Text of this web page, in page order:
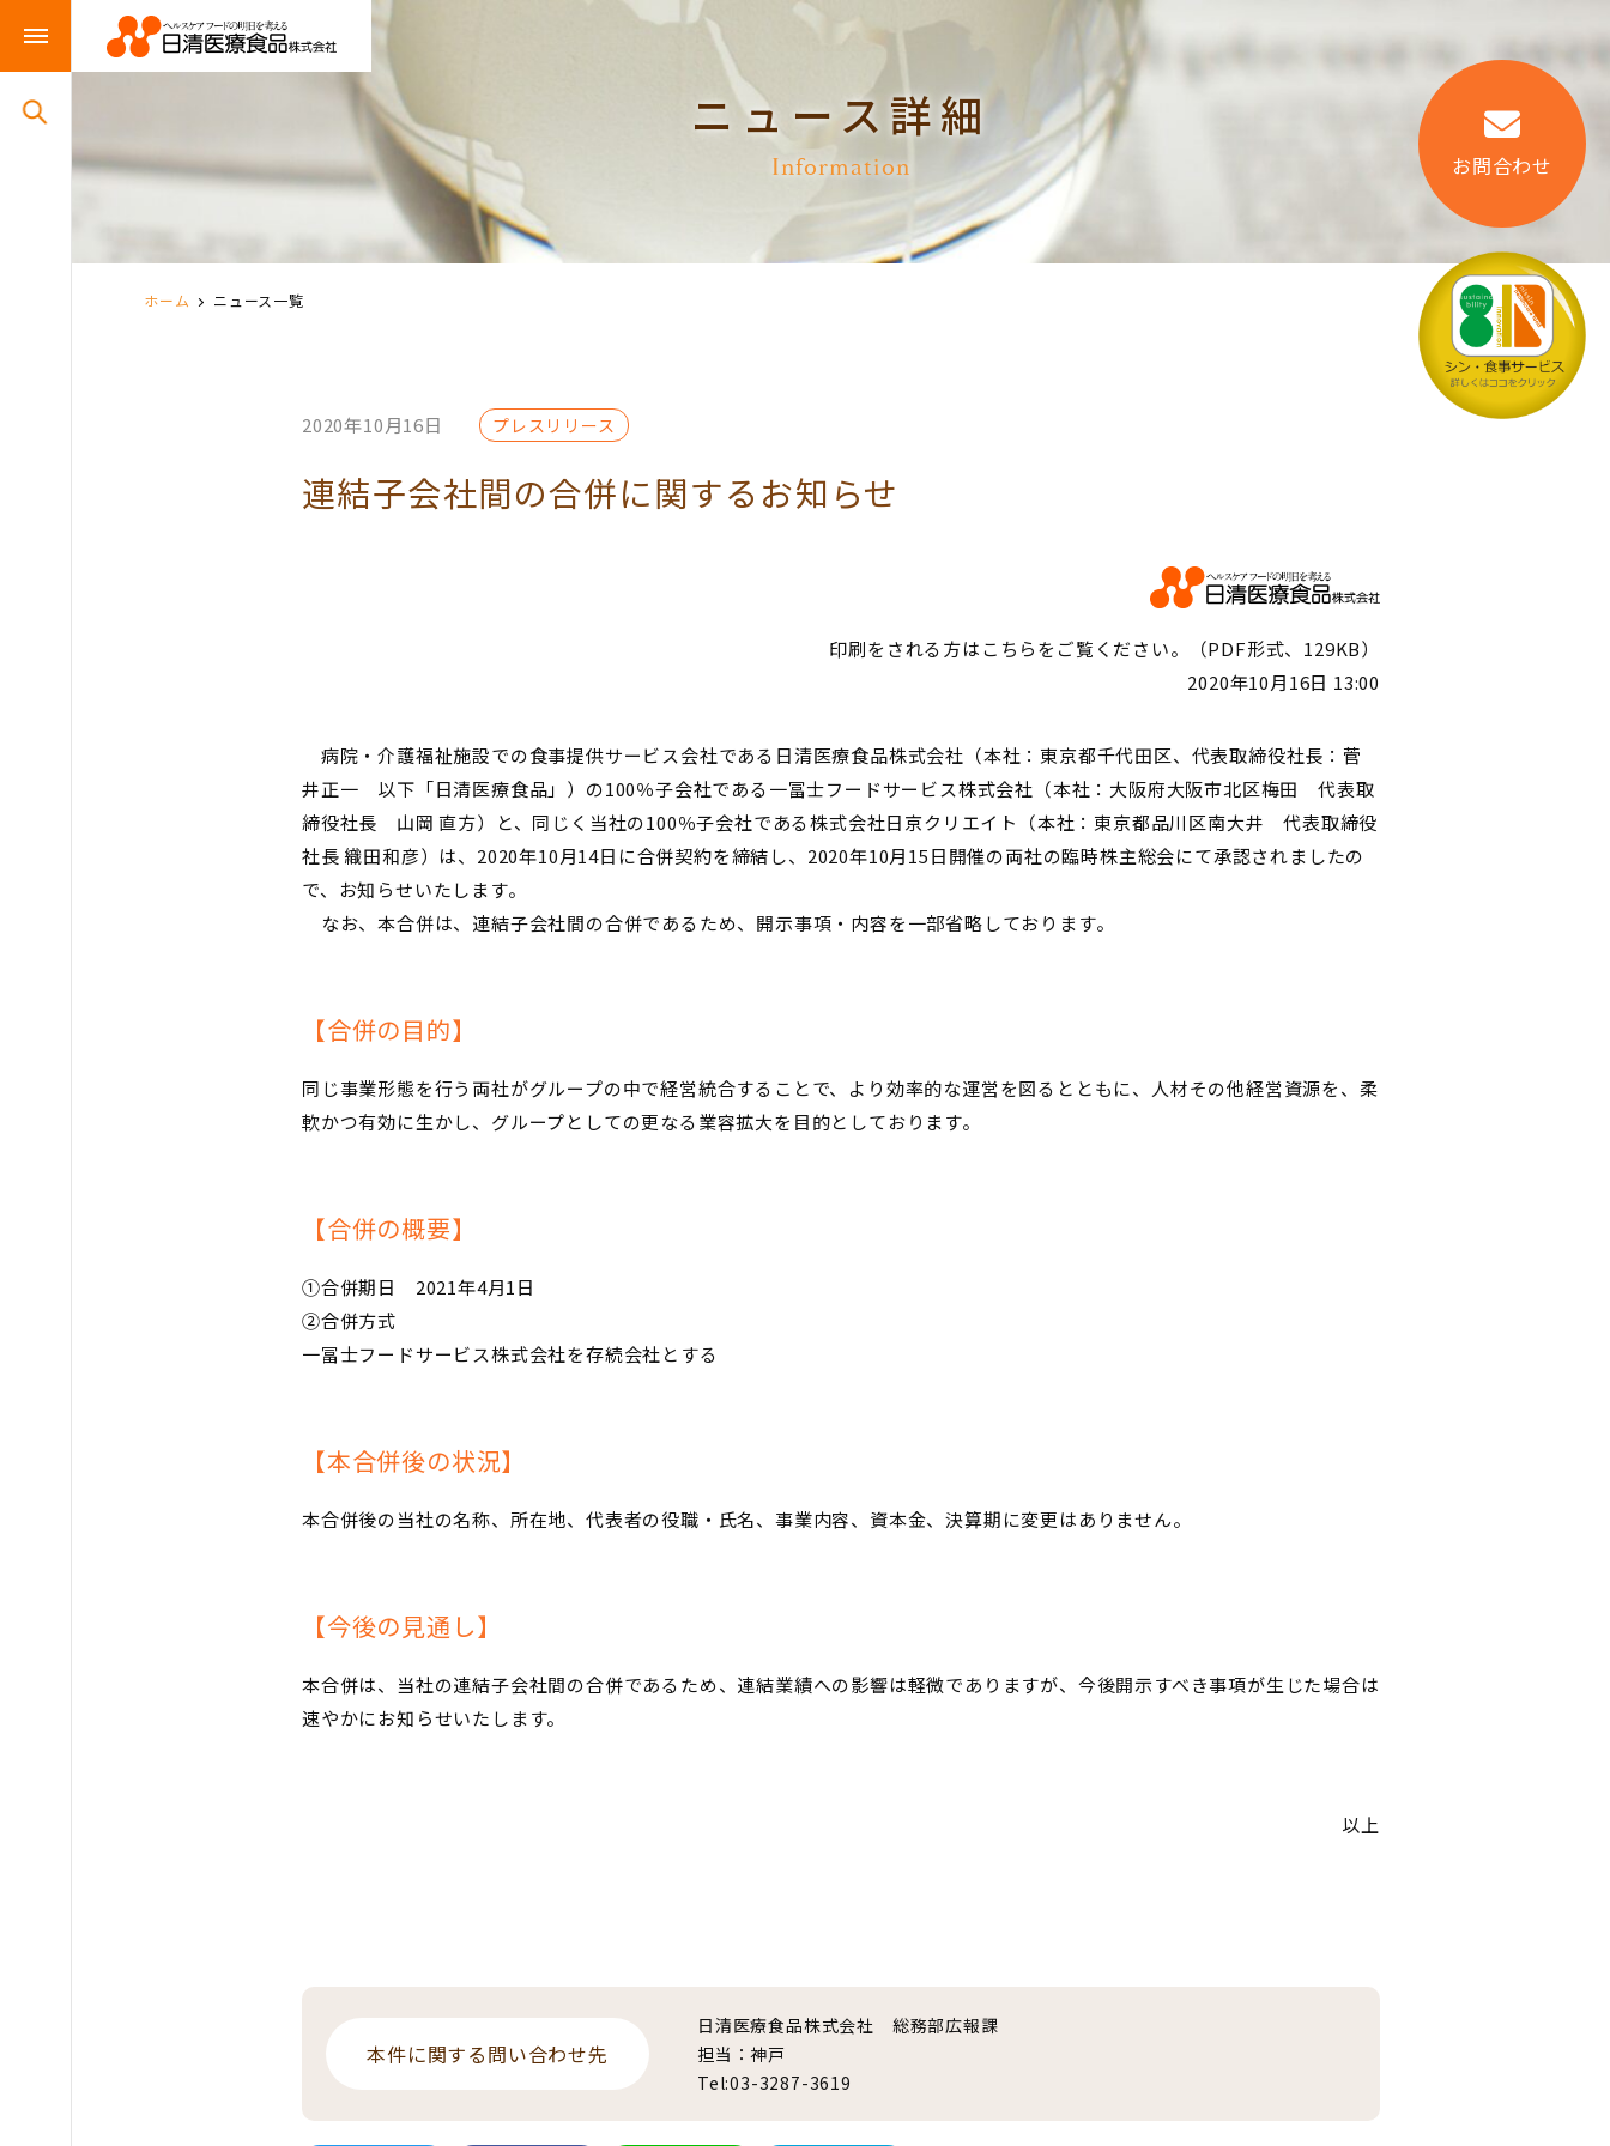
ニュース詳細
Information
ホーム ニュース一覧
2020年10月16日 プレスリリース
連結子会社間の合併に関するお知らせ
印刷をされる方はこちらをご覧ください。（PDF形式、129KB）
2020年10月16日 13:00
病院・介護福祉施設での食事提供サービス会社である日清医療食品株式会社（本社：東京都千代田区、代表取締役社長：菅
井正一 以下「日清医療食品」）の100％子会社である一冨士フードサービス株式会社（本社：大阪府大阪市北区梅田 代表取
締役社長 山岡 直方）と、同じく当社の100％子会社である株式会社日京クリエイト（本社：東京都品川区南大井 代表取締役
社長 織田和彦）は、2020年10月14日に合併契約を締結し、2020年10月15日開催の両社の臨時株主総会にて承認されましたの
で、お知らせいたします。
なお、本合併は、連結子会社間の合併であるため、開示事項・内容を一部省略しております。
【合併の目的】
同じ事業形態を行う両社がグループの中で経営統合することで、より効率的な運営を図るとともに、人材その他経営資源を、柔
軟かつ有効に生かし、グループとしての更なる業容拡大を目的としております。
【合併の概要】
①合併期日 2021年4月1日
②合併方式
一冨士フードサービス株式会社を存続会社とする
【本合併後の状況】
本合併後の当社の名称、所在地、代表者の役職・氏名、事業内容、資本金、決算期に変更はありません。
【今後の見通し】
本合併は、当社の連結子会社間の合併であるため、連結業績への影響は軽微でありますが、今後開示すべき事項が生じた場合は
速やかにお知らせいたします。
以上
本件に関する問い合わせ先
日清医療食品株式会社 総務部広報課
担当：神戸
Tel:03-3287-3619
お問合わせ